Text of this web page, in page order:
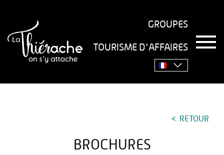
GROUPES
TOURISME D'AFFAIRES
T
o
v
Accueil› Pratique›
RETOUR
BROCHURES